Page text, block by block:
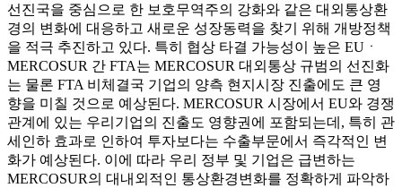
선진국을 중심으로 한 보호무역주의 강화와 같은 대외통상환
경의 변화에 대응하고 새로운 성장동력을 찾기 위해 개방정책
을 적극 추진하고 있다. 특히 협상 타결 가능성이 높은 EUㆍ
MERCOSUR 간 FTA는 MERCOSUR 대외통상 규범의 선진화
는 물론 FTA 비체결국 기업의 양측 현지시장 진출에도 큰 영
향을 미칠 것으로 예상된다. MERCOSUR 시장에서 EU와 경쟁
관계에 있는 우리기업의 진출도 영향권에 포함되는데, 특히 관
세인하 효과로 인하여 투자보다는 수출부문에서 즉각적인 변
화가 예상된다. 이에 따라 우리 정부 및 기업은 급변하는
MERCOSUR의 대내외적인 통상환경변화를 정확하게 파악하